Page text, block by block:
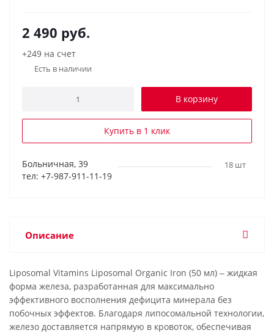
2 490 руб.
+249 на счет
Есть в наличии
В корзину
Купить в 1 клик
Больничная, 39
тел: +7-987-911-11-19
18 шт
Описание
Liposomal Vitamins Liposomal Organic Iron (50 мл) ‒ жидкая
форма железа, разработанная для максимально
эффективного восполнения дефицита минерала без
побочных эффектов. Благодаря липосомальной технологии,
железо доставляется напрямую в кровоток, обеспечивая